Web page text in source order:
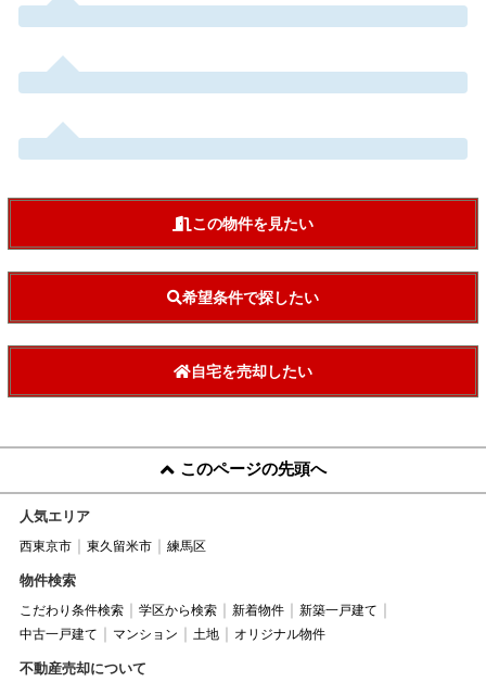
この物件を見たい
希望条件で探したい
自宅を売却したい
このページの先頭へ
人気エリア
西東京市 東久留米市 練馬区
物件検索
こだわり条件検索 学区から検索 新着物件
新築一戸建て
中古一戸建て
マンション 土地 オリジナル物件
不動産売却について